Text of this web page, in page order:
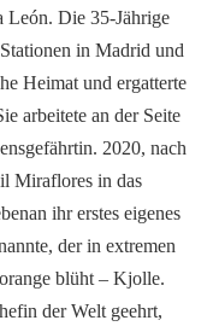
León. Die 35-Jährige
in Madrid und
Heimat und ergatterte
arbeitete an der Seite
2020, nach
Miraflores in das
ihr erstes eigenes
der in extremen
blüht – Kjolle.
der Welt geehrt,